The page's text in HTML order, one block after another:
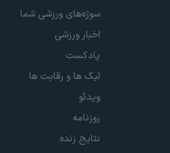
سوژه‌های ورزشی شما
اخبار ورزشی
پادکست
لیگ ها و رقابت ها
ویدئو
روزنامه
نتایج زنده